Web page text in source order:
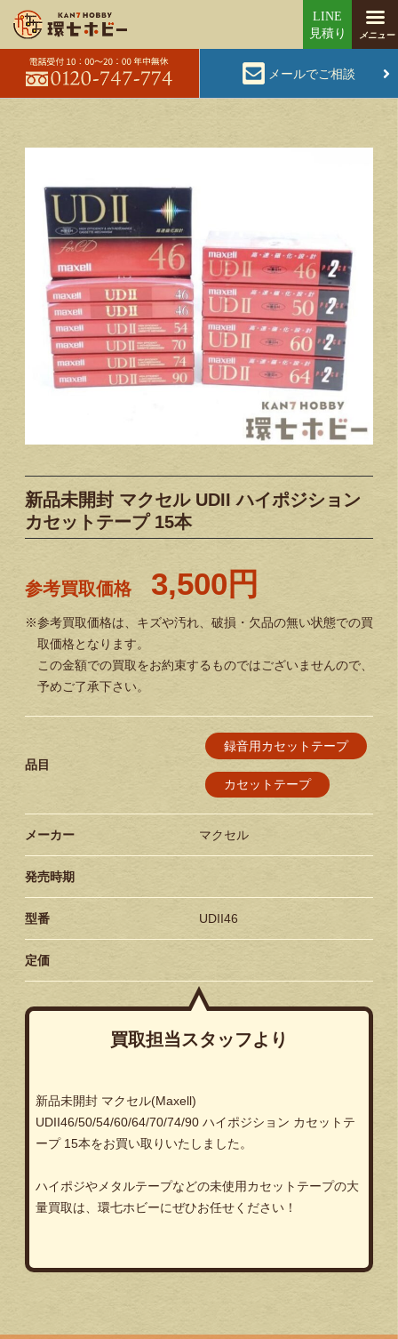
メールでご相談
新品未開封 マクセル UDII ハイポジション
カセットテープ 15本
参考買取価格 3,500円
※参考買取価格は、キズや汚れ、破損・欠品の無い状態での買
取価格となります。
この金額での買取をお約束するものではございませんので、
予めご了承下さい。
品目
録音用カセットテープ
カセットテープ
メーカー マクセル
発売時期
型番 UDII46
定価
買取担当スタッフより
新品未開封 マクセル(Maxell)
UDII46/50/54/60/64/70/74/90 ハイポジション カセットテ
ープ 15本をお買い取りいたしました。
ハイポジやメタルテープなどの未使用カセットテープの大
量買取は、環七ホビーにぜひお任せください！